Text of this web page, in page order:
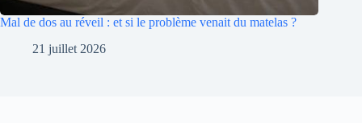
Mal de dos au réveil : et si le problème venait du matelas ?
21 juillet 2026